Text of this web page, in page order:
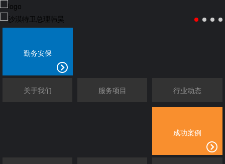
勤务安保
关于我们 服务项目 行业动态
成功案例